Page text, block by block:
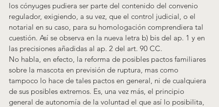
los cónyuges pudiera ser parte del contenido del convenio
regulador, exigiendo, a su vez, que el control judicial, o el
notarial en su caso, para su homologación comprendiera tal
cuestión. Así se observa en la nueva letra b) bis del ap. 1 y en
las precisiones añadidas al ap. 2 del art. 90 CC.
No habla, en efecto, la reforma de posibles pactos familiares
sobre la mascota en previsión de ruptura, mas como
tampoco lo hace de tales pactos en general, ni de cualquiera
de sus posibles extremos. Es, una vez más, el principio
general de autonomía de la voluntad el que así lo posibilita,